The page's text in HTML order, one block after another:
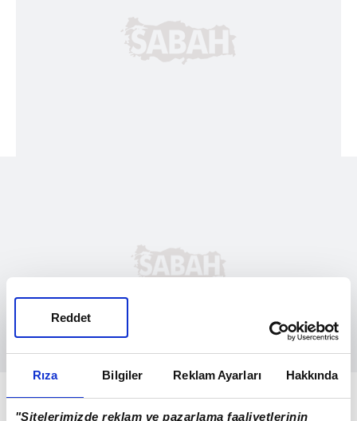
Rıza Bilgiler Reklam Ayarları Hakkında
"Sitelerimizde reklam ve pazarlama faaliyetlerinin
Reddet
İhbar üzerine kaza yerine sağlık ekipleri
sevk edildi. Vatandaşlar tarafından çıkarılan